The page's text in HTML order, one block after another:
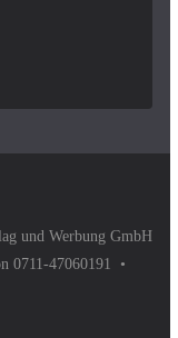
und Werbung GmbH
0711-47060191 •